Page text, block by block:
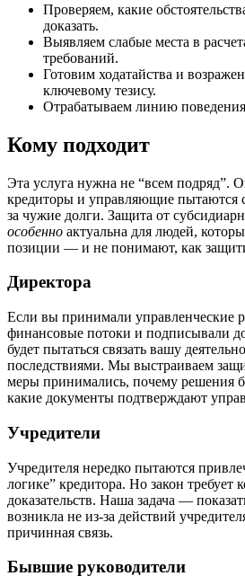
Проверяем, какие
доказать.
Выявляем слабые места в
требований.
Готовим ходатайства и
ключевому тезису.
Отрабатываем линию
Кому подходит
Эта услуга нужна не “всем подряд”.
кредиторы и управляющие пытаются
за чужие долги. Защита от
особенно актуальна для людей,
позиции — и не понимают, как
Директора
Если вы принимали управленческие
финансовые потоки и подписывали
будет пытаться связать вашу
последствиями. Мы выстраиваем
меры принимались, почему решения
какие документы подтверждают
Учредители
Учредителя нередко пытаются
логике” кредитора. Но закон требует
доказательств. Наша задача —
возникла не из-за действий
причинная связь.
Бывшие руководители